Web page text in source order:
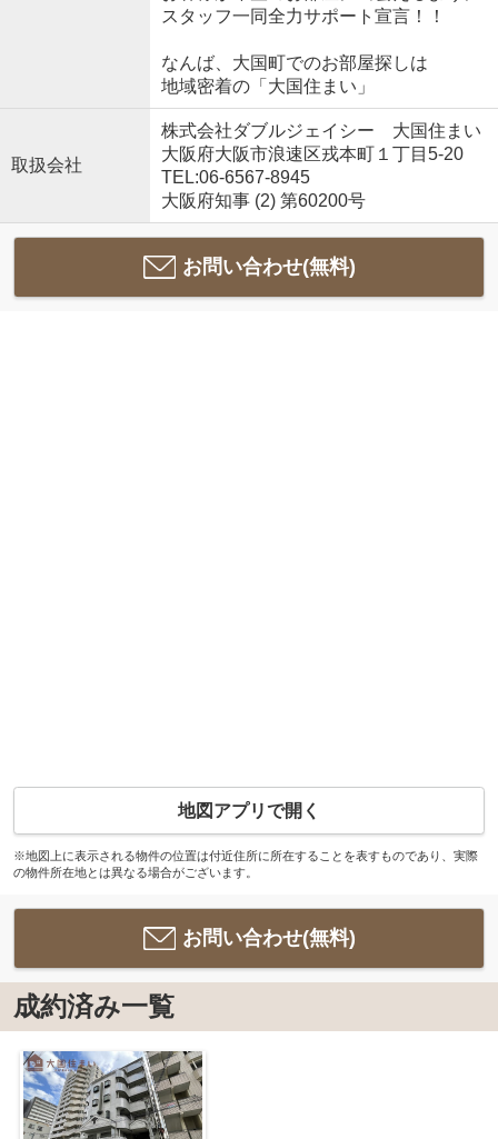
スタッフ一同全力サポート宣言！！
なんば、大国町でのお部屋探しは
地域密着の「大国住まい」
取扱会社
株式会社ダブルジェイシー 大国住まい
大阪府大阪市浪速区戎本町１丁目5-20
TEL:06-6567-8945
大阪府知事 (2) 第60200号
お問い合わせ(無料)
地図アプリで開く
※地図上に表示される物件の位置は付近住所に所在することを表すものであり、実際
の物件所在地とは異なる場合がございます。
お問い合わせ(無料)
成約済み一覧